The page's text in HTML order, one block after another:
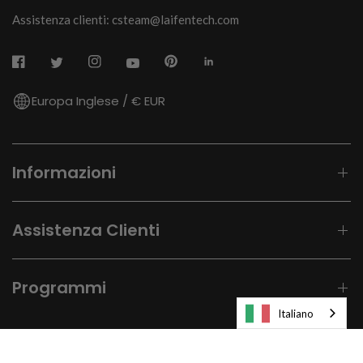
Assistenza clienti: csteam@laifentech.com
Europa Inglese / € EUR
Informazioni
Assistenza Clienti
Programmi
Italiano